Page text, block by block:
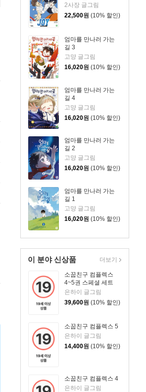
2사장 글그림
22,500원 (10% 할인)
엄마를 만나러 가는
길 3
고먕 글그림
16,020원 (10% 할인)
엄마를 만나러 가는
길 4
고먕 글그림
16,020원 (10% 할인)
엄마를 만나러 가는
길 2
고먕 글그림
16,020원 (10% 할인)
엄마를 만나러 가는
길 1
고먕 글그림
16,020원 (10% 할인)
이 분야 신상품
소꿉친구 컴플렉스
4~5권 스페셜 세트
은하이 글그림
39,600원 (10% 할인)
소꿉친구 컴플렉스 5
은하이 글그림
14,400원 (10% 할인)
소꿉친구 컴플렉스 4
은하이 글그림
더보기